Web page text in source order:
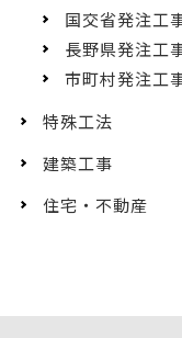
国交省発注工
長野県発注工
市町村発注工
特殊工法
建築工事
住宅・不動産